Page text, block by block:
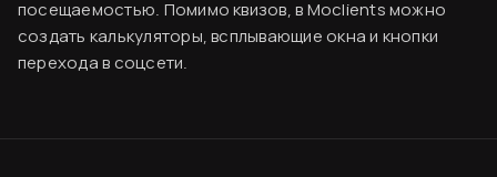
посещаемостью. Помимо квизов, в Moclients можно
создать калькуляторы, всплывающие окна и кнопки
перехода в соцсети.